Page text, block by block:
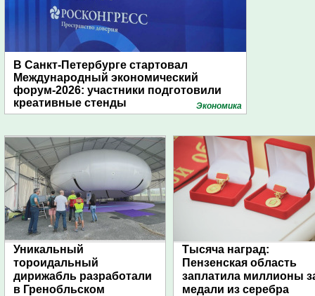
В Санкт-Петербурге стартовал
Международный экономический
форум-2026: участники подготовили
креативные стенды
Экономика
Уникальный
тороидальный
дирижабль разработали
в Гренобльском
Тысяча наград:
Пензенская область
заплатила миллионы
медали из серебра